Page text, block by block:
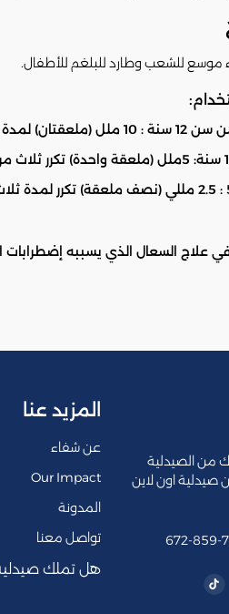
موسع للشعب وطارد للبلغم للأطفال.
مرات في اليوم.
السعال الذي يسببه إضطرابات
من الصيدلية
صيدلية اون لاين
المزيد عنا
عن شفاء
Our Impact
المدونة
تواصل معنا
هل تملك